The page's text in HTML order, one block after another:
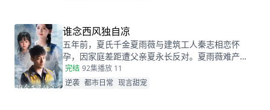
谁念西风独自凉
五年前，夏氏千金夏雨薇与建筑工人秦志相恋怀
孕，因家庭差距遭父亲夏永长反对。夏雨薇难产
时，夏永长借机逼秦志离开，谎称孩子夭折，实则
把孩子小蝶交给秦志。秦志工地事故后失智，父女
完结 92集播放 11
逆袭 都市日常 现言甜宠